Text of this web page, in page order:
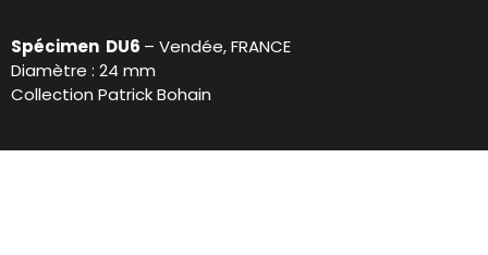
Spécimen DU6 – Vendée, FRANCE
Diamètre : 24 mm
Collection Patrick Bohain